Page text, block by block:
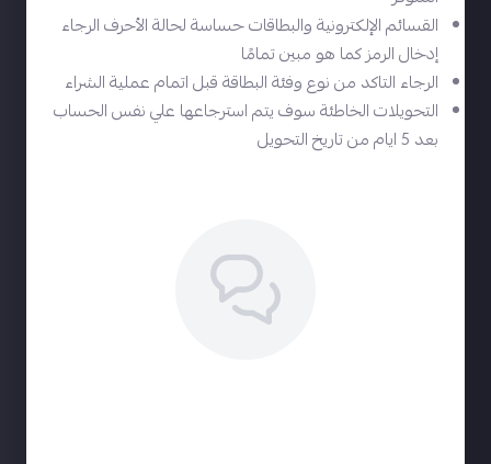
القسائم الإلكترونية والبطاقات حساسة لحالة الأحرف الرجاء
إدخال الرمز كما هو مبين تمامًا
الرجاء التاكد من نوع وفئة البطاقة قبل اتمام عملية الشراء
التحويلات الخاطئة سوف يتم استرجاعها علي نفس الحساب
بعد 5 ايام من تاريخ التحويل